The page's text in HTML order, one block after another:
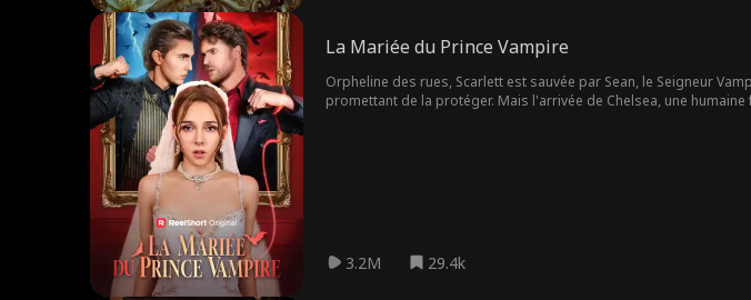
La Mariée du Prince Vampire
Orpheline des rues, Scarlett est sauvée par Sean, le Seigneur
promettant de la protéger. Mais l'arrivée de Chelsea, une
3.2M 29.4k